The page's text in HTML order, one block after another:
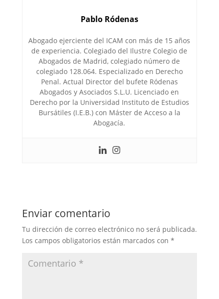
Pablo Ródenas
Abogado ejerciente del ICAM con más de 15 años
de experiencia. Colegiado del Ilustre Colegio de
Abogados de Madrid, colegiado número de
colegiado 128.064. Especializado en Derecho
Penal. Actual Director del bufete Ródenas
Abogados y Asociados S.L.U. Licenciado en
Derecho por la Universidad Instituto de Estudios
Bursátiles (I.E.B.) con Máster de Acceso a la
Abogacía.
Enviar comentario
Tu dirección de correo electrónico no será publicada.
Los campos obligatorios están marcados con *